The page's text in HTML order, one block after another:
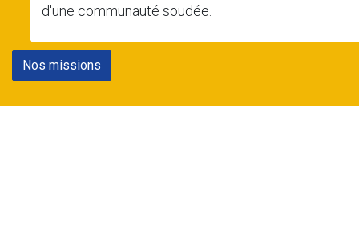
d'une communauté soudée.
Nos missions